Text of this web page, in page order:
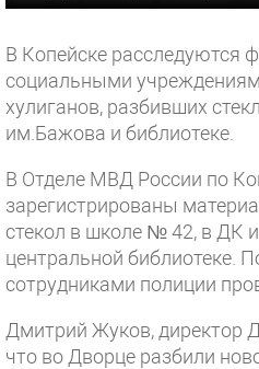
В Копейске расследуются
социальными
хулиганов, разбивших
им.Бажова и библиотеке.
В Отделе МВД России по
зарегистрированы
стекол в школе № 42, в ДК
центральной библиотеке.
сотрудниками полиции
Дмитрий Жуков, директор
что во Дворце разбили